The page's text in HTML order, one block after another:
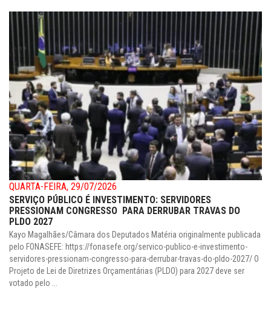
QUARTA-FEIRA, 29/07/2026
SERVIÇO PÚBLICO É INVESTIMENTO: SERVIDORES
PRESSIONAM CONGRESSO PARA DERRUBAR TRAVAS DO
PLDO 2027
Kayo Magalhães/Câmara dos Deputados Matéria originalmente publicada
pelo FONASEFE: https://fonasefe.org/servico-publico-e-investimento-
servidores-pressionam-congresso-para-derrubar-travas-do-pldo-2027/ O
Projeto de Lei de Diretrizes Orçamentárias (PLDO) para 2027 deve ser
votado pelo ...